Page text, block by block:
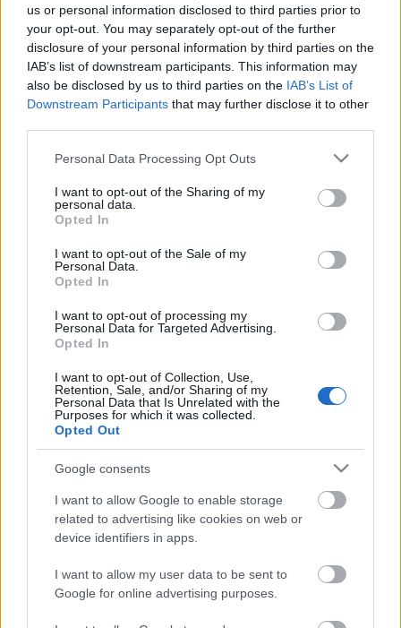
us or personal information disclosed to third parties prior to
your opt-out. You may separately opt-out of the further
disclosure of your personal information by third parties on the
IAB’s list of downstream participants. This information may
also be disclosed by us to third parties on the IAB’s List of
Downstream Participants that may further disclose it to other
Please note that this website/app uses one or more Google
not limited to your visit or usage behaviour. You may click to
grant or deny consent to Google and its third-party tags to
use your data for below specified purposes in below Google
consent section.
Personal Data Processing Opt Outs
I want to opt-out of the Sharing of my
personal data.
Opted In
I want to opt-out of the Sale of my
Personal Data.
Opted In
I want to opt-out of processing my
Personal Data for Targeted Advertising.
Opted In
I want to opt-out of Collection, Use,
Retention, Sale, and/or Sharing of my
Personal Data that Is Unrelated with the
Purposes for which it was collected.
Opted Out
Google consents
I want to allow Google to enable storage
related to advertising like cookies on web or
device identifiers in apps.
I want to allow my user data to be sent to
Google for online advertising purposes.
Bíró Kriszta,Bartsch KataésKovács Patrícia
Örkény Istvánegyperceseit adja elő a nézők aktív
közreműködésével: az előadás meghatározott
pontjain az elhangzó novellák sorrendjét és előadóik
nevét a közönség kalapból sorsolja ki. A színésznők
Örkényeiket
magukkal a közös játékhoz.
Az előadás időpontja:január 12. 19:00
Helyszín: Budapest Jazz Club, XIII. Bp. Hollán Ernő u.
Ajánlott bejegyzések:
Rögtön dupla premierrel kezdi az új